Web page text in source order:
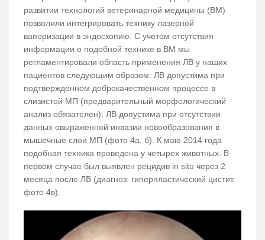
развитии технологий ветеринарной медицины (ВМ)
позволили интегрировать технику лазерной
вапоризации в эндоскопию. С учетом отсутствия
информации о подобной технике в ВМ мы
регламентировали область применения ЛВ у наших
пациентов следующим образом: ЛВ допустима при
подтвержденном доброкачественном процессе в
слизистой МП (предварительный морфологический
анализ обязателен); ЛВ допустима при отсутствии
данных овыраженной инвазии новообразования в
мышечные слои МП (фото 4а, б). К маю 2014 года
подобная техника проведена у четырех животных. В
первом случае был выявлен рецидив in situ через 2
месяца после ЛВ (диагноз: гиперпластический цистит,
фото 4в).